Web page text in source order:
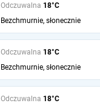
Odczuwalna 18°C
Bezchmurnie, słonecznie
Odczuwalna 18°C
Bezchmurnie, słonecznie
Odczuwalna 18°C